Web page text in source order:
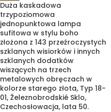
Duża kaskadowa
trzypoziomowa
jednopunktowa lampa
sufitowa w stylu boho
złożona z 143 przeźroczystych
szklanych wisiorków i innych
szklanych dodatków
wiszących na trzech
metalowych obręczach w
kolorze starego złota, Typ 18-
01, Železnobrodskié Sklo,
Czechosłowacja, lata 50.